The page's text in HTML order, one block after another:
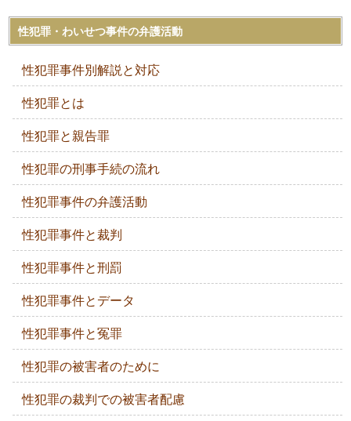
性犯罪・わいせつ事件の弁護活動
性犯罪事件別解説と対応
性犯罪とは
性犯罪と親告罪
性犯罪の刑事手続の流れ
性犯罪事件の弁護活動
性犯罪事件と裁判
性犯罪事件と刑罰
性犯罪事件とデータ
性犯罪事件と冤罪
性犯罪の被害者のために
性犯罪の裁判での被害者配慮